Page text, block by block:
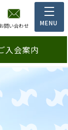
お問い合わせ
入会案内